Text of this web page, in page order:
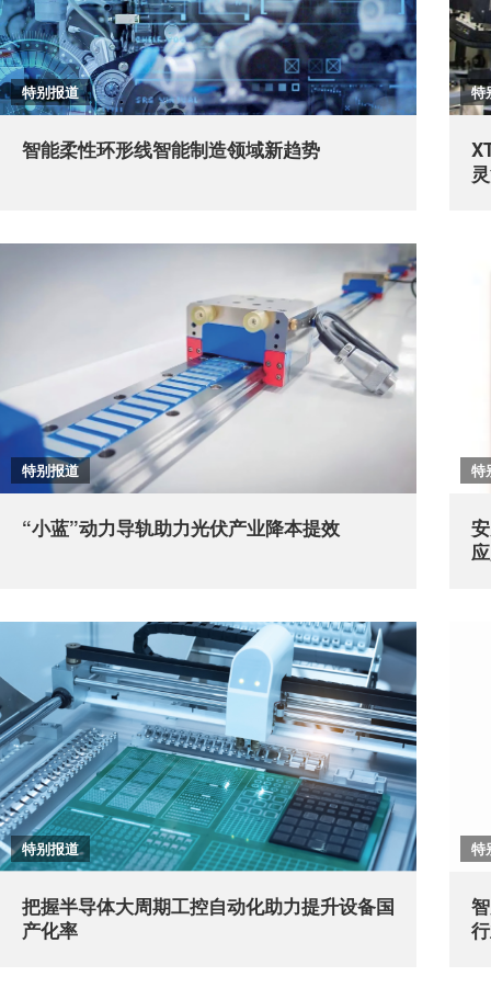
特别报道
智能柔性环形线智能制造领域新趋势
特
特别报道
“小蓝”动力导轨助力光伏产业降本提效
特
特别报道
把握半导体大周期工控自动化助力提升设备国
产化率
特